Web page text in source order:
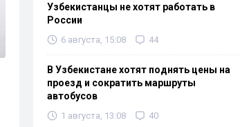
Узбекистанцы не хотят работать в
России
6 августа, 15:08 44
В Узбекистане хотят поднять цены на
проезд и сократить маршруты
автобусов
1 августа, 13:08 40